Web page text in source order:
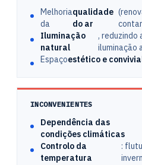
Melhoria
da
qualidade
do ar
Iluminação
natural
, reduzindo
iluminação
Espaçoestético e
INCONVENIENTES
Dependência das
condições climáticas
Controlo da
temperatura
: